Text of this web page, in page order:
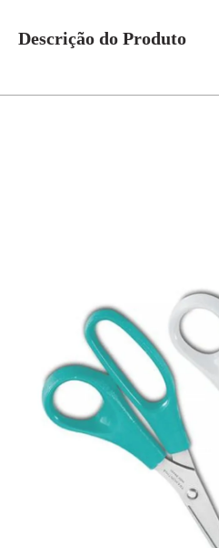
Descrição do Produto
Em casa, ela é item básico. Na
diferentes cores para, literalmente,
perfurante: tenha cuidado ao
Garantia: 90 dias para vícios ou